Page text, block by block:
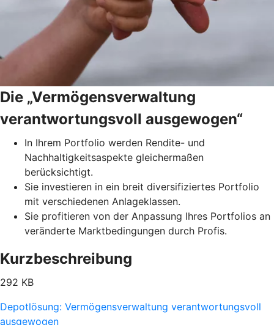
Die „Vermögensverwaltung
verantwortungsvoll ausgewogen“
In Ihrem Portfolio werden Rendite- und
Nachhaltigkeitsaspekte gleichermaßen
berücksichtigt.
Sie investieren in ein breit diversifiziertes Portfolio
mit verschiedenen Anlageklassen.
Sie profitieren von der Anpassung Ihres Portfolios an
veränderte Marktbedingungen durch Profis.
Kurzbeschreibung
292 KB
Depotlösung: Vermögensverwaltung verantwortungsvoll
ausgewogen